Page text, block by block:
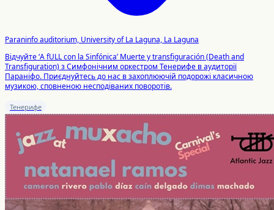
Paraninfo auditorium, University of La Laguna, La Laguna
Відчуйте ‘A fULL con la Sinfónica’ Muerte y transfiguración (Death and
Transfiguration) з Симфонічним оркестром Тенерифе в аудиторії
Параніфо. Приєднуйтесь до нас в захоплюючій подорожі класичною
музикою, сповненою несподіваних поворотів.
Тенерифе